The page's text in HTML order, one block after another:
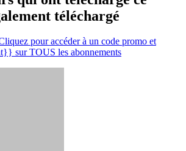
téléchargé
pour accéder à un code promo et
sur TOUS les abonnements